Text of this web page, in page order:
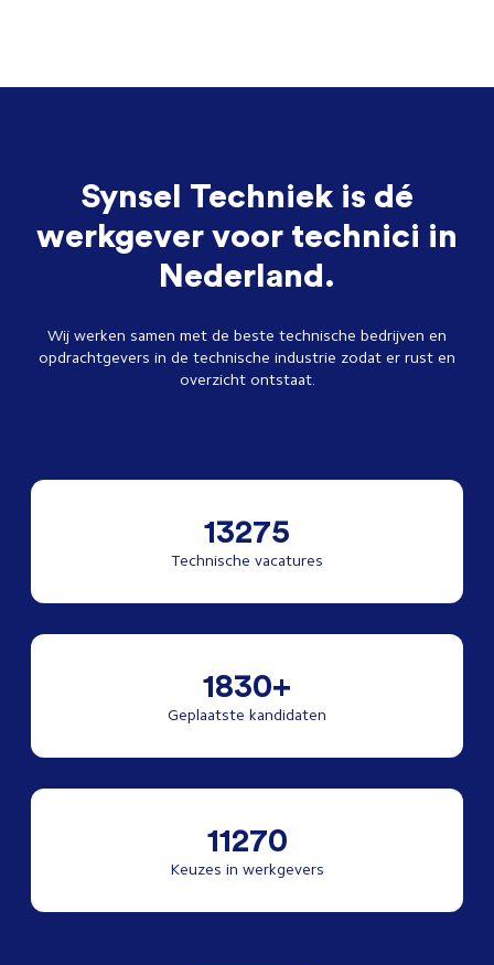
Synsel Techniek is dé
werkgever voor technici in
Nederland.
Wij werken samen met de beste technische bedrijven en
opdrachtgevers in de technische industrie zodat er rust en
overzicht ontstaat.
13275
Technische vacatures
1830+
Geplaatste kandidaten
11270
Keuzes in werkgevers